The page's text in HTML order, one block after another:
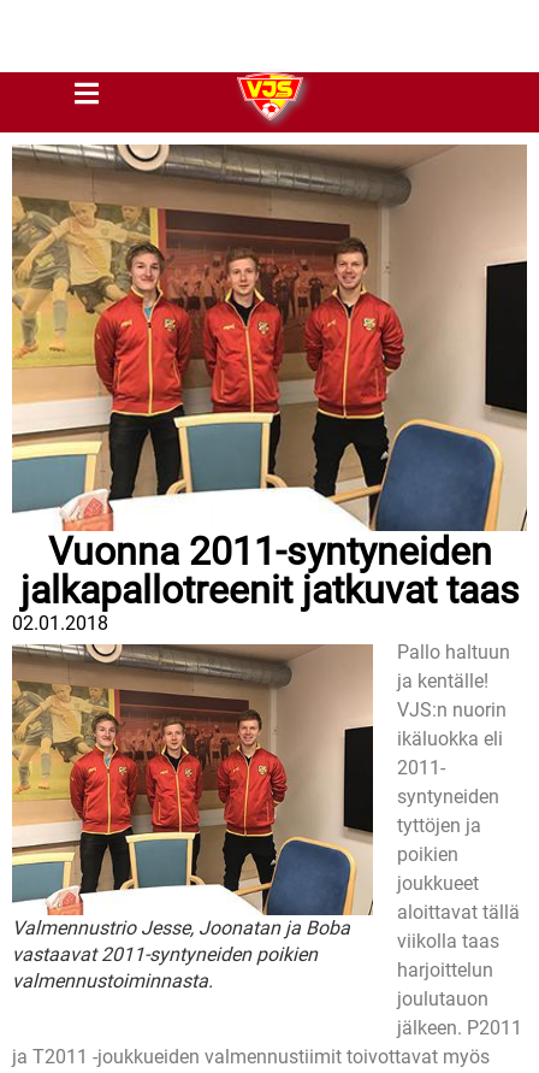
Vuonna 2011-syntyneiden
jalkapallotreenit jatkuvat taas
02.01.2018
Valmennustrio Jesse, Joonatan ja Boba
vastaavat 2011-syntyneiden poikien
valmennustoiminnasta.
Pallo haltuun
ja kentälle!
VJS:n nuorin
ikäluokka eli
2011-
syntyneiden
tyttöjen ja
poikien
joukkueet
aloittavat tällä
viikolla taas
harjoittelun
joulutauon
jälkeen. P2011
ja T2011 -joukkueiden valmennustiimit toivottavat myös